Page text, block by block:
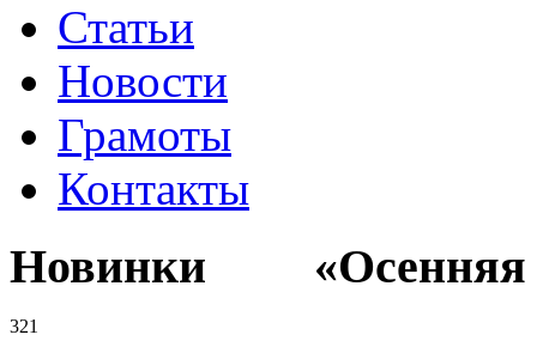
Статьи
Новости
Грамоты
Контакты
Новинки «Осенняя
321